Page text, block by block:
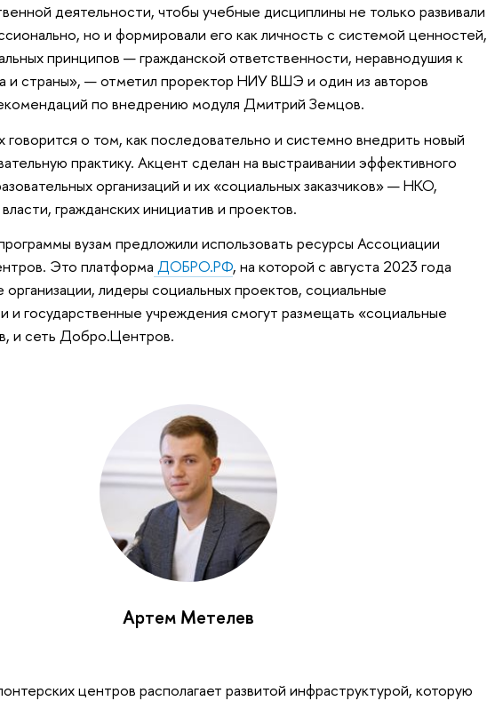
деятельности, чтобы учебные дисциплины не только развивали
но и формировали его как личность с системой ценностей,
принципов — гражданской ответственности, неравнодушия к
и страны», — отметил проректор НИУ ВШЭ и один из авторов
по внедрению модуля Дмитрий Земцов.
говорится о том, как последовательно и системно внедрить новый
практику. Акцент сделан на выстраивании эффективного
организаций и их «социальных заказчиков» — НКО,
гражданских инициатив и проектов.
вузам предложили использовать ресурсы Ассоциации
Это платформа ДОБРО.РФ, на которой с августа 2023 года
лидеры социальных проектов, социальные
и государственные учреждения смогут размещать «социальные
и сеть Добро.Центров.
Артем Метелев
центров располагает развитой инфраструктурой, которую